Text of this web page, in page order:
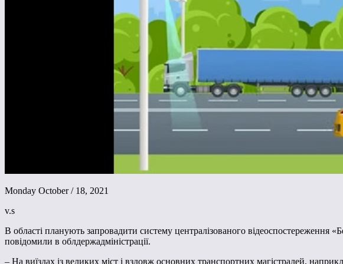
Monday October / 18, 2021
v.s
В області планують запровадити систему централізованого відеоспостереження
повідомили в облдержадміністрації.
– На виїздах із великих міст і вздовж основних транспортних магістралей,